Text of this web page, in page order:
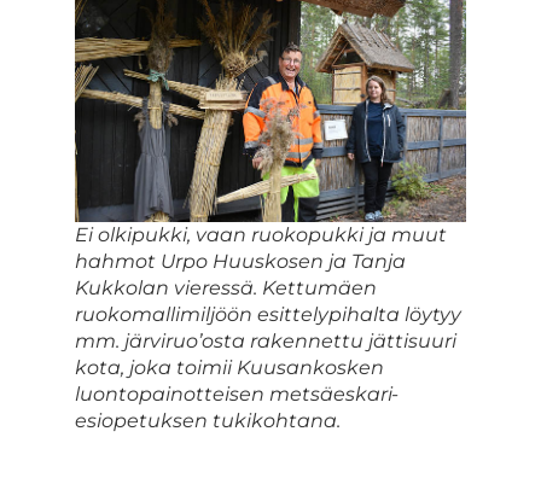
Ei olkipukki, vaan ruokopukki ja muut
hahmot Urpo Huuskosen ja Tanja
Kukkolan vieressä. Kettumäen
ruokomallimiljöön esittelypihalta löytyy
mm. järviruo’osta rakennettu jättisuuri
kota, joka toimii Kuusankosken
luontopainotteisen metsäeskari-
esiopetuksen tukikohtana.